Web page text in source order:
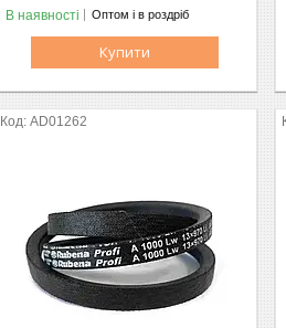
В наявності Оптом і в роздріб
Купити
AD01262